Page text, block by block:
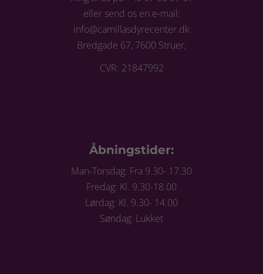
eller send os en e-mail:
info@camillasdyrecenter.dk
Bredgade 67, 7600 Struer,
CVR: 21847992
Åbningstider:
Man-Torsdag: Fra 9.30- 17.30
Fredag: Kl. 9.30-18.00
Lørdag: Kl. 9.30- 14.00
Søndag: Lukket